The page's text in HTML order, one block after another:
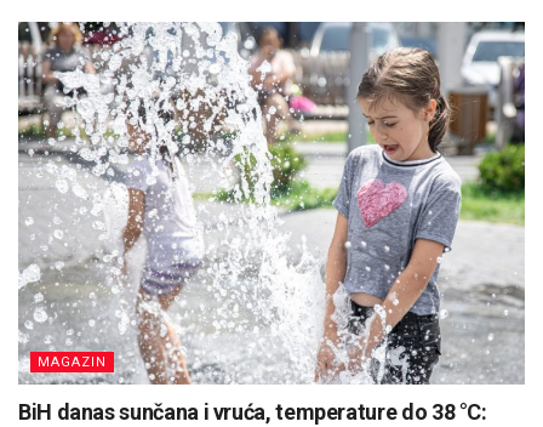
MAGAZIN
BiH danas sunčana i vruća, temperature do 38 °C: